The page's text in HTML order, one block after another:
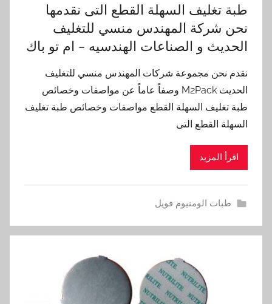
طبة تغليف السهلة القطع التى نقدمها
نحن شركة المهندس منسي للتغليف
الحديث و الصناعات الهندسيه – ام تو باك
نقدم نحن مجموعة شركات المهندس منسي للتغليف
الحديث M2Pack وصفاً عاماً عن مواصفات وخصائص
طبة تغليف السهلة القطع مواصفات وخصائص طبة تغليف
السهلة القطع التى
اقرأ المزيد
طبات الومنيوم فويل